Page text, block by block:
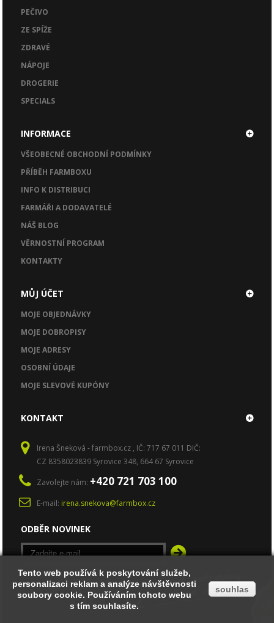
Tento web používá k poskytování služeb,
personalizaci reklam a analýze návštěvnosti
soubory cookie. Používáním tohoto webu
s tím souhlasíte.
souhlas
PEČIVO
ZE SPÍŽE
ZDRAVÉ
NÁPOJE
DROGERIE
SPECIALS
INFORMACE
VŠEOBECNÉ OBCHODNÍ PODMÍNKY
PŘÍBĚH FARMBOXU
INFO K DISTRIBUCI
FARMÁŘI A DODAVATELÉ
NÁŠ BLOG
VĚRNOSTNÍ PROGRAM
KONTAKTY
MŮJ ÚČET
MOJE OBJEDNÁVKY
MOJE DOBROPISY
MOJE ADRESY
OSOBNÍ ÚDAJE
MOJE SLEVOVÉ KUPÓNY
KONTAKT
Irena Šneková - farmbox.cz , IČ: 717 67 011 DIČ:
CZ 8358023839 Syrovice 348, 664 67 Syrovice
Zavolejte nám: +420 721 703 100
E-mail: irena.snekova@farmbox.cz
ODBĚR NOVINEK
Tento web používá k poskytování služeb,
personalizaci reklam a analýze návštěvnosti
soubory cookie. Používáním tohoto webu
s tím souhlasíte.
souhlas